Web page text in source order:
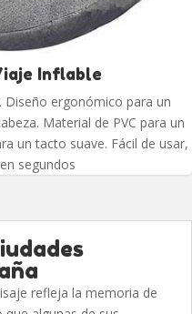
Inflable
ergonómico para un
Material de PVC para un
un tacto suave. Fácil de usar,
segundos
refleja la memoria de